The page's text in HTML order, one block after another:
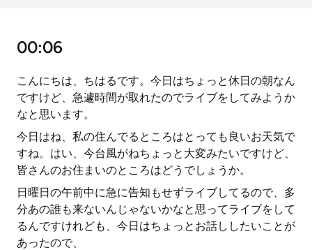
00:06
こんにちは、ちはるです。今日はちょっと休日の朝なん
ですけど、急遽時間が取れたのでライブをしてみようか
なと思います。
今日はね、私の住んでるところはとっても良いお天気で
すね。はい、今台風がねちょっと大変みたいですけど、
皆さんのお住まいのところはどうでしょうか。
日曜日の午前中に急に告知もせずライブしてるので、多
分あの誰も来ないんじゃないかなと思ってライブをして
るんですけれども、今日はちょっとお話ししたいことが
あったので、